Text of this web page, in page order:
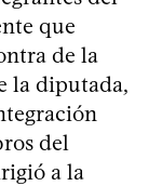
que
de la
la diputada,
del
a la